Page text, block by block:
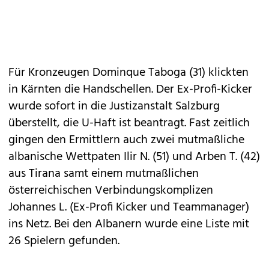
Für Kronzeugen Dominque Taboga (31) klickten
in Kärnten die Handschellen. Der Ex-Profi-Kicker
wurde sofort in die Justizanstalt Salzburg
überstellt, die U-Haft ist beantragt. Fast zeitlich
gingen den Ermittlern auch zwei mutmaßliche
albanische Wettpaten Ilir N. (51) und Arben T. (42)
aus Tirana samt einem mutmaßlichen
österreichischen Verbindungskomplizen
Johannes L. (Ex-Profi Kicker und Teammanager)
ins Netz. Bei den Albanern wurde eine Liste mit
26 Spielern gefunden.